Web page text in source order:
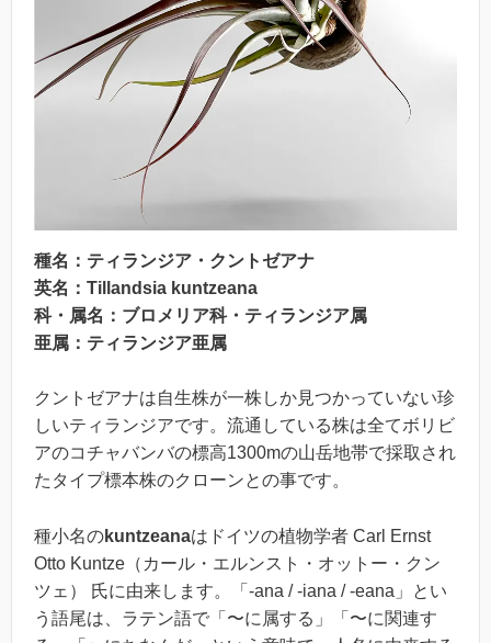
種名：ティランジア・クントゼアナ
英名：Tillandsia kuntzeana
科・属名：ブロメリア科・ティランジア属
亜属：ティランジア亜属
クントゼアナは自生株が一株しか見つかっていない珍
しいティランジアです。流通している株は全てボリビ
アのコチャバンバの標高1300mの山岳地帯で採取され
たタイプ標本株のクローンとの事です。
種小名のkuntzeanaはドイツの植物学者 Carl Ernst
Otto Kuntze（カール・エルンスト・オットー・クン
ツェ） 氏に由来します。「-ana / -iana / -eana」とい
う語尾は、ラテン語で「〜に属する」「〜に関連す